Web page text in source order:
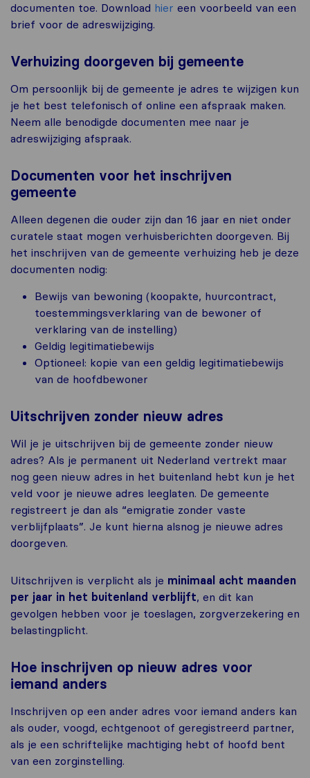
documenten toe. Download hier een voorbeeld van een
brief voor de adreswijziging.
Verhuizing doorgeven bij gemeente
Om persoonlijk bij de gemeente je adres te wijzigen kun
je het best telefonisch of online een afspraak maken.
Neem alle benodigde documenten mee naar je
adreswijziging afspraak.
Documenten voor het inschrijven
gemeente
Alleen degenen die ouder zijn dan 16 jaar en niet onder
curatele staat mogen verhuisberichten doorgeven. Bij
het inschrijven van de gemeente verhuizing heb je deze
documenten nodig:
Bewijs van bewoning (koopakte, huurcontract,
toestemmingsverklaring van de bewoner of
verklaring van de instelling)
Geldig legitimatiebewijs
Optioneel: kopie van een geldig legitimatiebewijs
van de hoofdbewoner
Uitschrijven zonder nieuw adres
Wil je je uitschrijven bij de gemeente zonder nieuw
adres? Als je permanent uit Nederland vertrekt maar
nog geen nieuw adres in het buitenland hebt kun je het
veld voor je nieuwe adres leeglaten. De gemeente
registreert je dan als “emigratie zonder vaste
verblijfplaats”. Je kunt hierna alsnog je nieuwe adres
doorgeven.
Uitschrijven is verplicht als je minimaal acht maanden
per jaar in het buitenland verblijft, en dit kan
gevolgen hebben voor je toeslagen, zorgverzekering en
belastingplicht.
Hoe inschrijven op nieuw adres voor
iemand anders
Inschrijven op een ander adres voor iemand anders kan
als ouder, voogd, echtgenoot of geregistreerd partner,
als je een schriftelijke machtiging hebt of hoofd bent
van een zorginstelling.